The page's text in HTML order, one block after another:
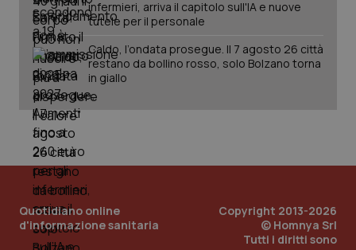
infermieri, arriva il capitolo sull'IA e nuove
tutele per il personale
Caldo, l’ondata prosegue. Il 7 agosto 26 città
restano da bollino rosso, solo Bolzano torna
in giallo
Quotidiano online
d'informazione sanitaria
Copyright 2013-2026
© Homnya Srl
Tutti i diritti sono
PHPSESSID
PHP.net